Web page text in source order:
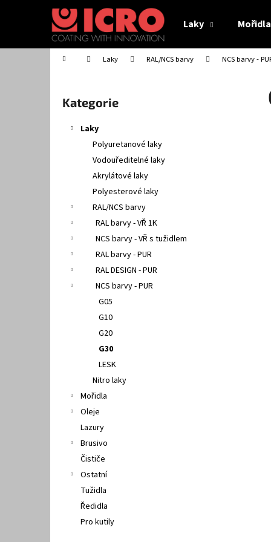
Laky Mořidla
Domů Laky RAL/NCS barvy NCS barvy -
Přeskočit
kategorie
Kategorie
Laky
Polyuretanové laky
Vodouředitelné laky
Akrylátové laky
Polyesterové laky
RAL/NCS barvy
RAL barvy - VŘ 1K
NCS barvy - VŘ s tužidlem
RAL barvy - PUR
RAL DESIGN - PUR
NCS barvy - PUR
G05
G10
G20
G30
LESK
Nitro laky
Mořidla
Oleje
Lazury
Brusivo
Čističe
Ostatní
Tužidla
Ředidla
Pro kutily
í
Zpět
do
Zpět
do
ICRO VODOU ŘEDITELNÉ MOŘIDLO VM XX
214,17 Kč